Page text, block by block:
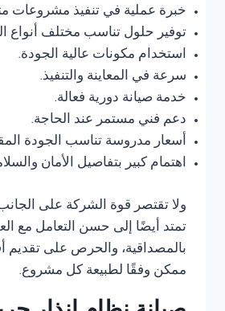
خبرة عملية في تنفيذ مشروعات
توفير حلول تناسب مختلف أنواع
استخدام مكونات عالية الجودة.
سرعة في المعاينة والتنفيذ.
خدمة صيانة دورية فعالة.
دعم فني مستمر عند الحاجة.
أسعار مدروسة تناسب الجودة
اهتمام كبير بتفاصيل الأمان
ولا تقتصر قوة الشركة على
تمتد أيضًا إلى حسن التعامل مع
بالمصداقية، والحرص على تقديم
ممكن وفقًا لطبيعة كل مشروع.